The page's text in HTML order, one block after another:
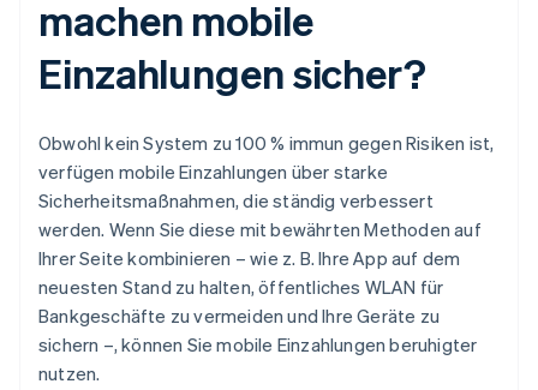
machen mobile
Einzahlungen sicher?
Obwohl kein System zu 100 % immun gegen Risiken ist,
verfügen mobile Einzahlungen über starke
Sicherheitsmaßnahmen, die ständig verbessert
werden. Wenn Sie diese mit bewährten Methoden auf
Ihrer Seite kombinieren – wie z. B. Ihre App auf dem
neuesten Stand zu halten, öffentliches WLAN für
Bankgeschäfte zu vermeiden und Ihre Geräte zu
sichern –, können Sie mobile Einzahlungen beruhigter
nutzen.